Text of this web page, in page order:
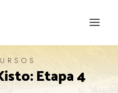
Etapa 4